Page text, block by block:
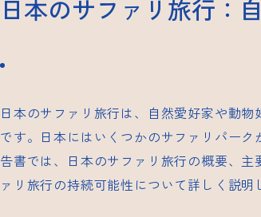
日本のサファリ旅行：
日本のサファリ旅行は、自然愛好家や動
です。日本にはいくつかのサファリパー
告書では、日本のサファリ旅行の概要、
ァリ旅行の持続可能性について詳しく説明